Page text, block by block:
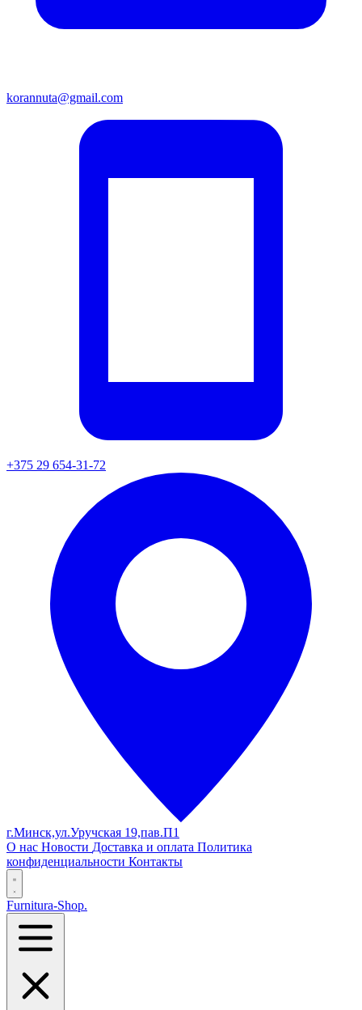
korannuta@gmail.com
+375 29 654-31-72
г.Минск,ул.Уручская 19,пав.П1
О нас Новости Доставка и оплата Политика
конфиденциальности Контакты
Furnitura-Shop.